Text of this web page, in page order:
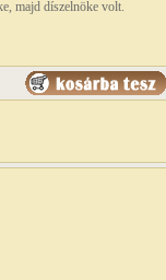
majd díszelnöke volt.